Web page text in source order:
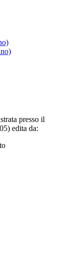
presso il
edita da: